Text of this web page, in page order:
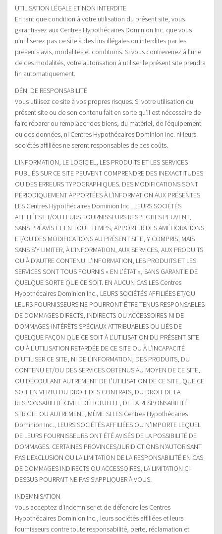
UTILISATION LÉGALE ET NON INTERDITE
En tant que condition à votre utilisation du présent site, vous
garantissez aux Centres Hypothécaires Dominion Inc. que vous
n’utiliserez pas ce site à des fins illégales ou interdites par les
présents avis, modalités et conditions. Si vous contrevenez à l’une
de ces modalités, votre autorisation à utiliser le présent site prendra
fin automatiquement.
DÉNI DE RESPONSABILITÉ
Vous utilisez ce site à vos propres risques. Si votre utilisation du
présent site ou de son contenu fait en sorte qu’il est nécessaire de
faire réparer ou remplacer des biens, du matériel, de l’équipement
ou des données, ni Centres Hypothécaires Dominion Inc. ni leurs
sociétés affiliées ne seront responsables de ces coûts.
L’INFORMATION, LE LOGICIEL, LES PRODUITS ET LES SERVICES
PUBLIÉS SUR CE SITE PEUVENT COMPRENDRE DES INEXACTITUDES
OU DES ERREURS TYPOGRAPHIQUES. DES MODIFICATIONS SONT
PÉRIODIQUEMENT APPORTÉES À L’INFORMATION AUX PRÉSENTES.
LES Centres Hypothécaires Dominion Inc., LEURS SOCIÉTÉS
AFFILIÉES ET/OU LEURS FOURNISSEURS RESPECTIFS PEUVENT,
SANS PRÉAVIS ET EN TOUT TEMPS, APPORTER DES AMÉLIORATIONS
ET/OU DES MODIFICATIONS AU PRÉSENT SITE, Y COMPRIS, MAIS
SANS S’Y LIMITER, À L’INFORMATION, AUX SERVICES, AUX PRODUITS
OU À D’AUTRE CONTENU. L’INFORMATION, LES PRODUITS ET LES
SERVICES SONT TOUS FOURNIS « EN L’ÉTAT », SANS GARANTIE DE
QUELQUE SORTE QUE CE SOIT. EN AUCUN CAS LES Centres
Hypothécaires Dominion Inc., LEURS SOCIÉTÉS AFFILIÉES ET/OU
LEURS FOURNISSEURS NE POURRONT ÊTRE TENUS RESPONSABLES
DE DOMMAGES DIRECTS, INDIRECTS OU ACCESSOIRES NI DE
DOMMAGES-INTÉRÊTS SPÉCIAUX ATTRIBUABLES OU LIÉS DE
QUELQUE FAÇON QUE CE SOIT À L’UTILISATION DU PRÉSENT SITE
OU À L’UTILISATION RETARDÉE DE CE SITE OU À L’INCAPACITÉ
D’UTILISER CE SITE, NI DE L’INFORMATION, DES PRODUITS, DU
CONTENU ET/OU DES SERVICES OBTENUS AU MOYEN DE CE SITE,
OU DÉCOULANT AUTREMENT DE L’UTILISATION DE CE SITE, QUE CE
SOIT EN VERTU DU DROIT DES CONTRATS, DU DROIT DE LA
RESPONSABILITÉ CIVILE DÉLICTUELLE, DE LA RESPONSABILITÉ
STRICTE OU AUTREMENT, MÊME SI LES Centres Hypothécaires
Dominion Inc., LEURS SOCIÉTÉS AFFILIÉES OU N’IMPORTE LEQUEL
DE LEURS FOURNISSEURS ONT ÉTÉ AVISÉS DE LA POSSIBILITÉ DE
DOMMAGES. CERTAINES PROVINCES/JURIDICTIONS N’AUTORISANT
PAS L’EXCLUSION OU LA LIMITATION DE LA RESPONSABILITÉ EN CAS
DE DOMMAGES INDIRECTS OU ACCESSOIRES, LA LIMITATION CI-
DESSUS POURRAIT NE PAS S’APPLIQUER À VOUS.
INDEMNISATION
Vous acceptez d’indemniser et de défendre les Centres
Hypothécaires Dominion Inc., leurs sociétés affiliées et leurs
fournisseurs contre toute responsabilité, perte, réclamation et